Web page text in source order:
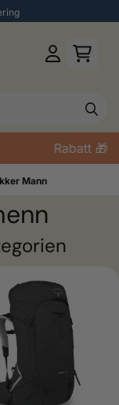
Rabatt 🎁
Mann